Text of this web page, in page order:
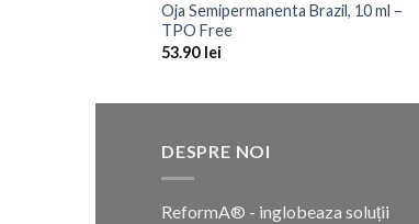
Oja Semipermanenta Brazil, 10 ml –
TPO Free
53.90 lei
DESPRE NOI
ReformA® - inglobeaza soluții